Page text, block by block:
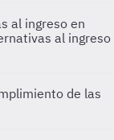
al ingreso en
al ingreso
de las